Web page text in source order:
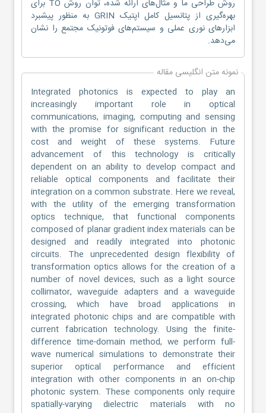
روش طراحی ما و مثال‌های ارائه شده، توان روش TO برای
بهره‌گیری از پتانسیل کامل اپتیک GRIN به منظور پیشبرد
ابزارهای نوری عملی و سیستم‌های فوتونیک مجتمع را نشان
می‌دهد.
نمونه متن انگلیسی مقاله
Integrated photonics is expected to play an
increasingly important role in optical
communications, imaging, computing and sensing
with the promise for significant reduction in the
cost and weight of these systems. Future
advancement of this technology is critically
dependent on an ability to develop compact and
reliable optical components and facilitate their
integration on a common substrate. Here we reveal,
with the utility of the emerging transformation
optics technique, that functional components
composed of planar gradient index materials can be
designed and readily integrated into photonic
circuits. The unprecedented design flexibility of
transformation optics allows for the creation of a
number of novel devices, such as a light source
collimator, waveguide adapters and a waveguide
crossing, which have broad applications in
integrated photonic chips and are compatible with
current fabrication technology. Using the finite-
difference time-domain method, we perform full-
wave numerical simulations to demonstrate their
superior optical performance and efficient
integration with other components in an on-chip
photonic system. These components only require
spatially-varying dielectric materials with no